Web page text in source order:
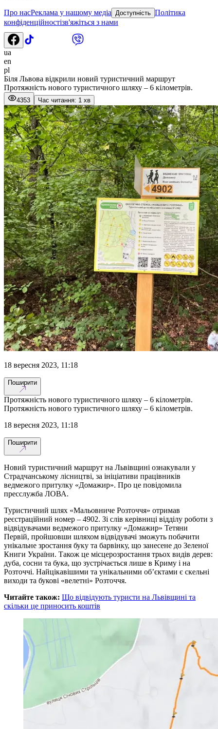
Про насРеклама у нашому медіа Доступність Політика
конфіденційностізв'яжіться з нами
ua
en
pl
Біля Львова відкрили новий туристичний маршрут
Протяжність нового туристичного шляху – 6 кілометрів.
4353 Час читання: 1 хв
18 вересня 2023, 11:18
Поширити
Протяжність нового туристичного шляху – 6 кілометрів.
Протяжність нового туристичного шляху – 6 кілометрів.
18 вересня 2023, 11:18
Поширити
Новий туристичний маршрут на Львівщині ознакували у
Страдчанському лісництві, за ініціативи працівників
ведмежого притулку «Домажир». Про це повідомила
пресслужба ЛОВА.
Туристичний шлях «Мальовниче Розточчя» отримав
реєстраційний номер – 4902. Зі слів керівниці відділу роботи з
відвідувачами ведмежого притулку «Домажир» Тетяни
Первій, пройшовши шляхом відвідувачі зможуть побачити
унікальне зростання буку та барвінку, що занесене до Зеленої
Книги України. Також це місцерозростання трьох видів дерев:
дуба, сосни та бука, що зустрічається лише в Криму і на
Розточчі. Найцікавішими та унікальними об’єктами є скельні
виходи та букові «велетні» Розточчя.
Читайте також: Що відвідують туристи на Львівщині та
скільки це приносить коштів